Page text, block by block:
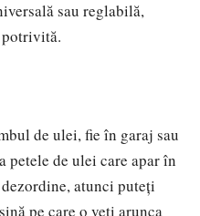
sau reglabilă,
de ulei, fie în garaj sau
petele de ulei care apar în
atunci puteți
pe care o veți arunca